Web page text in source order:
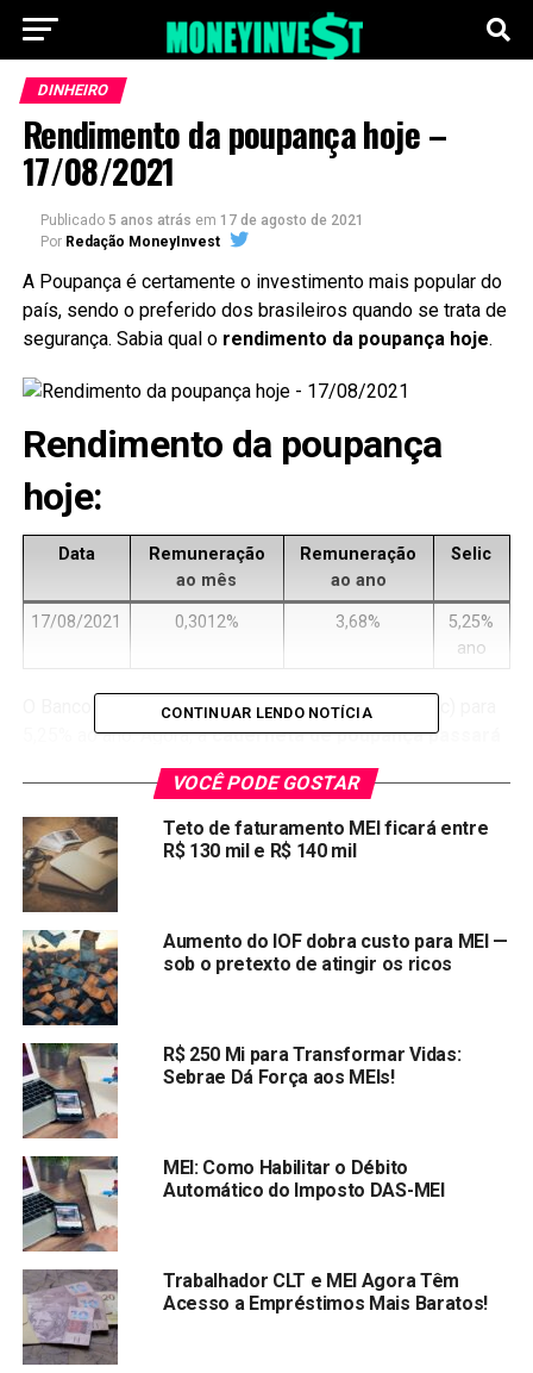
DINHEIRO
Rendimento da poupança hoje –
17/08/2021
Publicado 5 anos atrás em 17 de agosto de 2021
Por Redação MoneyInvest
A Poupança é certamente o investimento mais popular do
país, sendo o preferido dos brasileiros quando se trata de
segurança. Sabia qual o rendimento da poupança hoje.
Rendimento da poupança
hoje:
Data
Remuneração
ao mês
Remuneração
ao ano
Selic
17/08/2021 0,3012% 3,68%
5,25%
ano
elevoua taxa básica de juros (Selic) para
5,25% ao ano. Agora, acaderneta de poupança passará
a render um pouco mais.
Como calcular o rendimento
da poupança
rentabilidade da nova poupança é de 70% da taxa Selic
(0.7 x 5,25%)
rendendo assim 3,68% ao ano, que
equivale a 0,30% ao mês.
Cardeneta de poupança
Apoupança
ligada à proteção do Fundo Garantidor de Crédito (FGC),
que assegura a devolução do dinheiro, até um
determinado limite, em caso de quebra da instituição
financeira.
CONTINUAR LENDO NOTÍCIA
VOCÊ PODE GOSTAR
Teto de faturamento MEI ficará entre
R$ 130 mil e R$ 140 mil
Aumento do IOF dobra custo para MEI —
sob o pretexto de atingir os ricos
R$ 250 Mi para Transformar Vidas:
Sebrae Dá Força aos MEIs!
MEI: Como Habilitar o Débito
Automático do Imposto DAS-MEI
Trabalhador CLT e MEI Agora Têm
Acesso a Empréstimos Mais Baratos!